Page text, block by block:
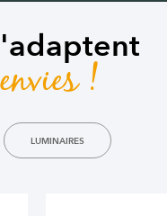
!
LUMINAIRES